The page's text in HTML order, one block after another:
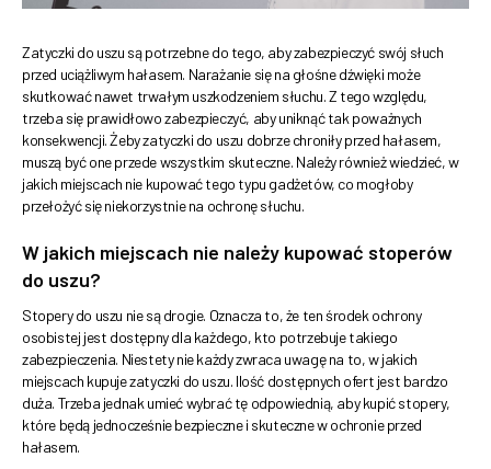
Zatyczki do uszu są potrzebne do tego, aby zabezpieczyć swój słuch
przed uciążliwym hałasem. Narażanie się na głośne dźwięki może
skutkować nawet trwałym uszkodzeniem słuchu. Z tego względu,
trzeba się prawidłowo zabezpieczyć, aby uniknąć tak poważnych
konsekwencji. Żeby zatyczki do uszu dobrze chroniły przed hałasem,
muszą być one przede wszystkim skuteczne. Należy również wiedzieć, w
jakich miejscach nie kupować tego typu gadżetów, co mogłoby
przełożyć się niekorzystnie na ochronę słuchu.
W jakich miejscach nie należy kupować stoperów
do uszu?
Stopery do uszu nie są drogie. Oznacza to, że ten środek ochrony
osobistej jest dostępny dla każdego, kto potrzebuje takiego
zabezpieczenia. Niestety nie każdy zwraca uwagę na to, w jakich
miejscach kupuje zatyczki do uszu. Ilość dostępnych ofert jest bardzo
duża. Trzeba jednak umieć wybrać tę odpowiednią, aby kupić stopery,
które będą jednocześnie bezpieczne i skuteczne w ochronie przed
hałasem.